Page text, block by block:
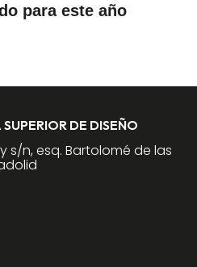
para este año
DE DISEÑO
s/n, esq. Bartolomé de las